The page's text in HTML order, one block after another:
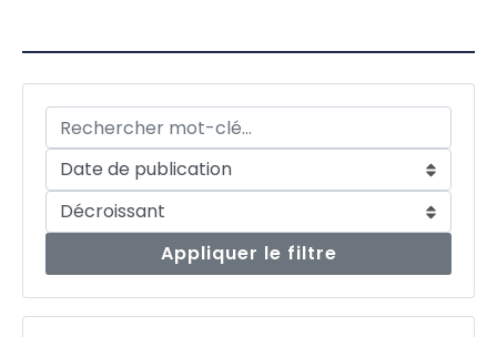
Appliquer le filtre